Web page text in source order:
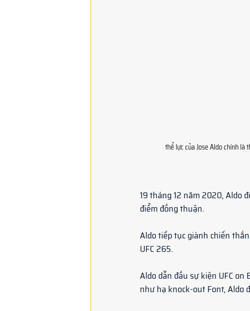
thể lực của Jose Aldo chính
19 tháng 12 năm 2020, Aldo
điểm đồng thuận.
Aldo tiếp tục giành chiến
UFC 265.
Aldo dẫn đầu sự kiện UFC on
như hạ knock-out Font, Aldo